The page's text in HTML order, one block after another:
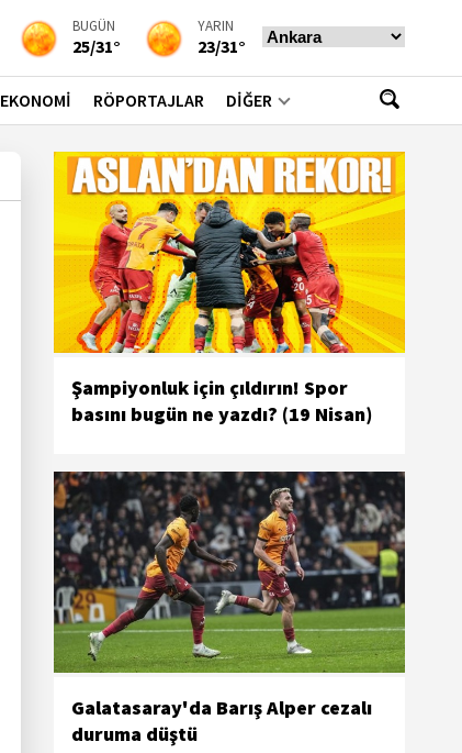
BUGÜN
25/31°
YARIN
23/31°
EKONOMİ RÖPORTAJLAR DİĞER
Şampiyonluk için çıldırın! Spor
basını bugün ne yazdı? (19 Nisan)
Galatasaray'da Barış Alper cezalı
duruma düştü